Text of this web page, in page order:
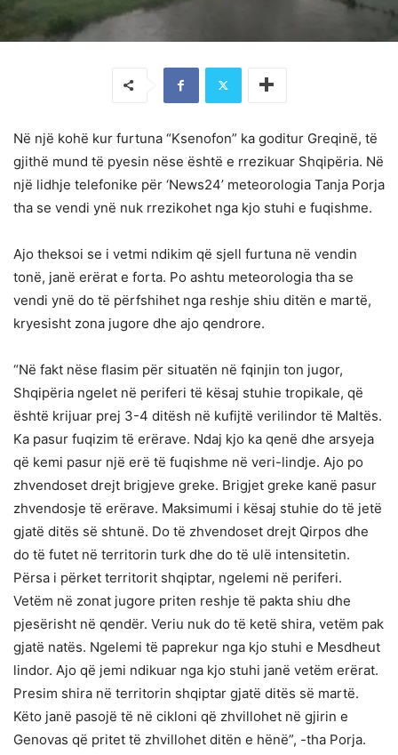
Në një kohë kur furtuna “Ksenofon” ka goditur Greqinë, të
gjithë mund të pyesin nëse është e rrezikuar Shqipëria. Në
një lidhje telefonike për ‘News24’ meteorologia Tanja Porja
tha se vendi ynë nuk rrezikohet nga kjo stuhi e fuqishme.
Ajo theksoi se i vetmi ndikim që sjell furtuna në vendin
tonë, janë erërat e forta. Po ashtu meteorologia tha se
vendi ynë do të përfshihet nga reshje shiu ditën e martë,
kryesisht zona jugore dhe ajo qendrore.
“Në fakt nëse flasim për situatën në fqinjin ton jugor,
Shqipëria ngelet në periferi të kësaj stuhie tropikale, që
është krijuar prej 3-4 ditësh në kufijtë verilindor të Maltës.
Ka pasur fuqizim të erërave. Ndaj kjo ka qenë dhe arsyeja
që kemi pasur një erë të fuqishme në veri-lindje. Ajo po
zhvendoset drejt brigjeve greke. Brigjet greke kanë pasur
zhvendosje të erërave. Maksimumi i kësaj stuhie do të jetë
gjatë ditës së shtunë. Do të zhvendoset drejt Qirpos dhe
do të futet në territorin turk dhe do të ulë intensitetin.
Përsa i përket territorit shqiptar, ngelemi në periferi.
Vetëm në zonat jugore priten reshje të pakta shiu dhe
pjesërisht në qendër. Veriu nuk do të ketë shira, vetëm pak
gjatë natës. Ngelemi të paprekur nga kjo stuhi e Mesdheut
lindor. Ajo që jemi ndikuar nga kjo stuhi janë vetëm erërat.
Presim shira në territorin shqiptar gjatë ditës së martë.
Këto janë pasojë të në cikloni që zhvillohet në gjirin e
Genovas që pritet të zhvillohet ditën e hënë”, -tha Porja.